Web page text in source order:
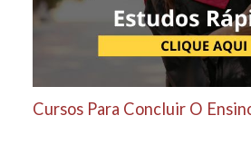
Cursos Para Concluir O